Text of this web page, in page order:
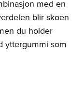
med en
blir skoen
du holder
yttergummi som